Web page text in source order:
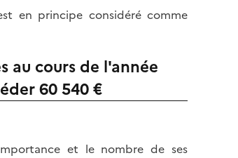
en principe considéré comme
au cours de l'année
60 540 €
et le nombre de ses